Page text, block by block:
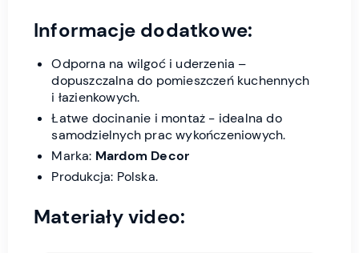
Informacje dodatkowe:
Odporna na wilgoć i uderzenia –
dopuszczalna do pomieszczeń kuchennych
i łazienkowych.
Łatwe docinanie i montaż - idealna do
samodzielnych prac wykończeniowych.
Marka: Mardom Decor
Produkcja: Polska.
Materiały video: